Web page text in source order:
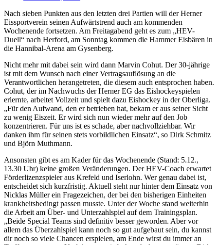
Nach sieben Punkten aus den letzten drei Partien will der Herner
Eissportverein seinen Aufwärtstrend auch am kommenden
Wochenende fortsetzen. Am Freitagabend geht es zum „HEV-
Duell“ nach Herford, am Sonntag kommen die Hammer Eisbären in
die Hannibal-Arena am Gysenberg.
Nicht mehr mit dabei sein wird dann Marvin Cohut. Der 30-jährige
ist mit dem Wunsch nach einer Vertragsauflösung an die
Verantwortlichen herangetreten, die diesem auch entsprochen haben.
Cohut, der im Nachwuchs der Herner EG das Eishockeyspielen
erlernte, arbeitet Vollzeit und spielt dazu Eishockey in der Oberliga.
„Für den Aufwand, den er betrieben hat, bekam er aus seiner Sicht
zu wenig Eiszeit. Er wird sich nun wieder mehr auf den Job
konzentrieren. Für uns ist es schade, aber nachvollziehbar. Wir
danken ihm für seinen stets vorbildlichen Einsatz“, so Dirk Schmitz
und Björn Muthmann.
Ansonsten gibt es am Kader für das Wochenende (Stand: 5.12.,
13.30 Uhr) keine großen Veränderungen. Der HEV-Coach erwartet
Förderlizenzspieler aus Krefeld und Iserlohn. Wer genau dabei ist,
entscheidet sich kurzfristig. Aktuell steht nur hinter dem Einsatz von
Nicklas Müller ein Fragezeichen, der bei den bisherigen Einheiten
krankheitsbedingt passen musste. Unter der Woche stand weiterhin
die Arbeit am Über- und Unterzahlspiel auf dem Trainingsplan.
„Beide Special Teams sind definitiv besser geworden. Aber vor
allem das Überzahlspiel kann noch so gut aufgebaut sein, du kannst
dir noch so viele Chancen erspielen, am Ende wirst du immer an